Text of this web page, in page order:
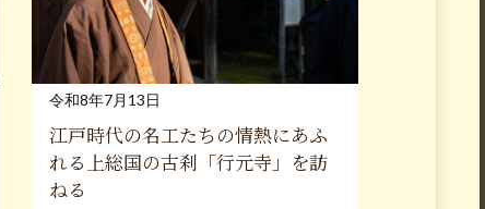
令和8年7月13日
江戸時代の名工たちの情熱にあふ
れる上総国の古刹「行元寺」を訪
ねる